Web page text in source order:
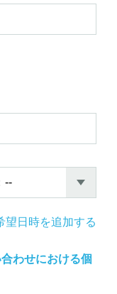
望日時を追加する
わせにおける個